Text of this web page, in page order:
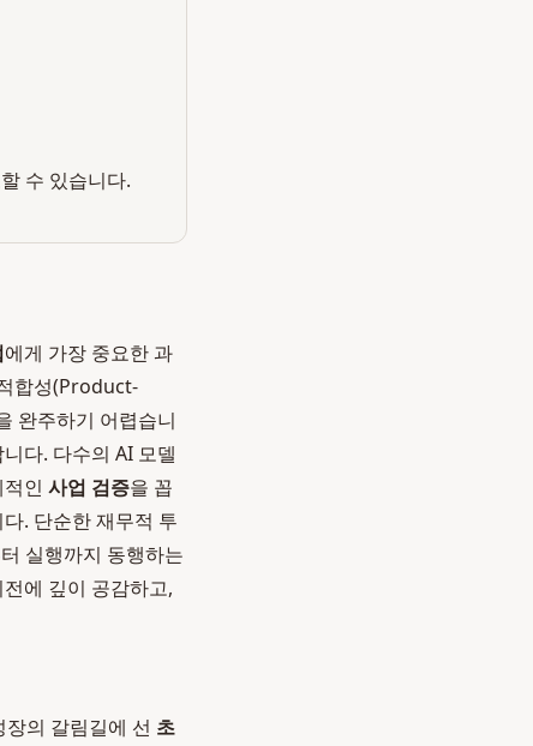
수 있습니다.
에게 가장 중요한 과
합성(Product-
완주하기 어렵습니
다. 다수의 AI 모델
인 사업 검증을 꼽
. 단순한 재무적 투
실행까지 동행하는
에 깊이 공감하고,
의 갈림길에 선 초